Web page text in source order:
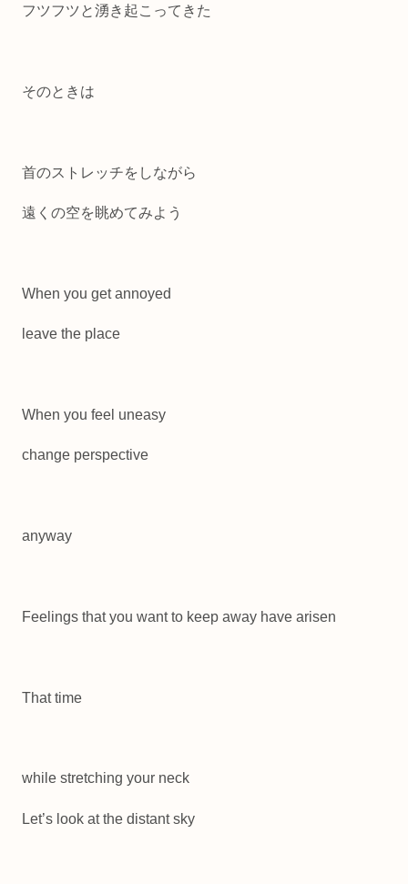
フツフツと湧き起こってきた
そのときは
首のストレッチをしながら
遠くの空を眺めてみよう
When you get annoyed
leave the place
When you feel uneasy
change perspective
anyway
Feelings that you want to keep away have arisen
That time
while stretching your neck
Let’s look at the distant sky